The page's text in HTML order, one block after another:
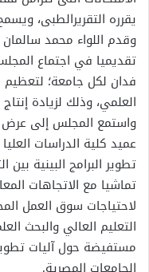
يقرره التقريرالطبى،
وقدم اللواء محمد
فدان لكل جامعة؛ لتعظيم
العلمي، وذلك لزيادة
واستمع المجلس إلى عرض
عميد كلية الدراسات
تطوير البرامج البينية
تماشيا مع الاتجاهات
لاحتياجات سوق العمل
التعليم العالي والبحث
مستفيضة حول آليات تطوير